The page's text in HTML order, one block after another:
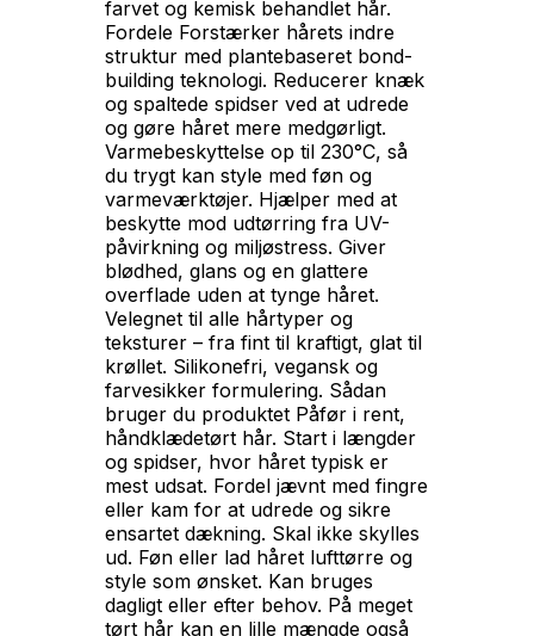
farvet og kemisk behandlet hår.
Fordele Forstærker hårets indre
struktur med plantebaseret bond-
building teknologi. Reducerer knæk
og spaltede spidser ved at udrede
og gøre håret mere medgørligt.
Varmebeskyttelse op til 230°C, så
du trygt kan style med føn og
varmeværktøjer. Hjælper med at
beskytte mod udtørring fra UV-
påvirkning og miljøstress. Giver
blødhed, glans og en glattere
overflade uden at tynge håret.
Velegnet til alle hårtyper og
teksturer – fra fint til kraftigt, glat til
krøllet. Silikonefri, vegansk og
farvesikker formulering. Sådan
bruger du produktet Påfør i rent,
håndklædetørt hår. Start i længder
og spidser, hvor håret typisk er
mest udsat. Fordel jævnt med fingre
eller kam for at udrede og sikre
ensartet dækning. Skal ikke skylles
ud. Føn eller lad håret lufttørre og
style som ønsket. Kan bruges
dagligt eller efter behov. På meget
tørt hår kan en lille mængde også